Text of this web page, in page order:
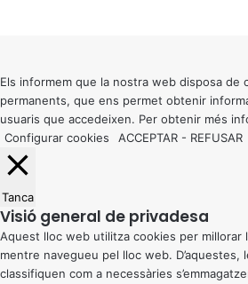
button
Els informem que la nostra web disposa de
permanents, que ens permet obtenir
usuaris que accedeixen. Per obtenir més
Configurar cookies
ACCEPTAR - REFUSAR
Tanca
Visió general de privadesa
Aquest lloc web utilitza cookies per millorar
mentre navegueu pel lloc web. D’aquestes,
classifiquen com a necessàries